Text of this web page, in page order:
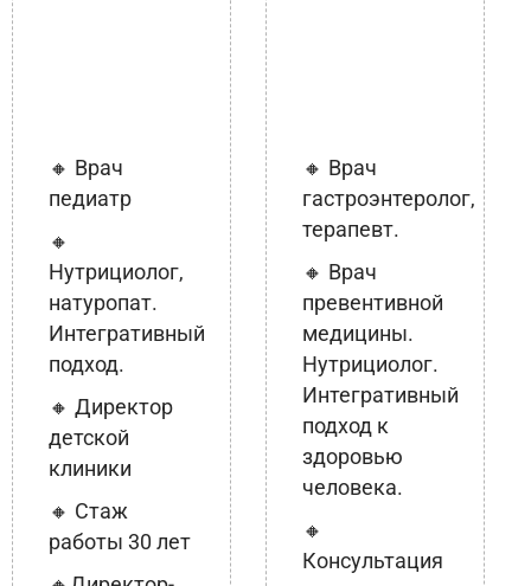
🔸 Врач
педиатр
🔸
Нутрициолог,
натуропат.
Интегративный
подход.
🔸 Директор
детской
клиники
🔸 Стаж
работы 30 лет
🔸 Врач
гастроэнтеролог,
терапевт.
🔸 Врач
превентивной
медицины.
Нутрициолог.
Интегративный
подход к
здоровью
человека.
🔸
Консультация